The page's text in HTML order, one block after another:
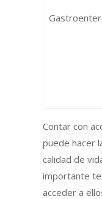
Contar con
puede hacer
calidad de
importante
acceder a